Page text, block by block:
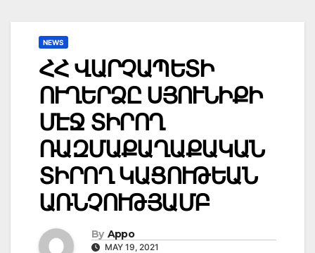
NEWS
ՀՀ ՎԱՐՉԱՊԵՏԻ
ՈՒՂԵՐՁԸ ՍՅՈՒՆԻՔԻ
ՄԷՋ ՏԻՐՈՂ
ՌԱԶՄԱՔԱՂԱՔԱԿԱՆ
ՏԻՐՈՂ ԿԱՑՈՒԹԵԱՆ
ԱՌՆՉՈՒԹՅԱՄԲ
By Appo
MAY 19, 2021